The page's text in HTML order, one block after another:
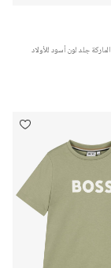
جلد لون أسود للأولاد